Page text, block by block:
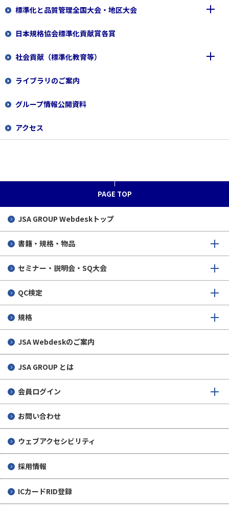
一般財団法人 日本要員認証協会
新規職員
専門職員（規格開発）
専門職員（経理事務）
専門職員（規格の校正/校閲業務）
専門職員（国費事務）
専門職員（調査員）
標準化と品質管理全国大会・地区大会
2026
全国大会2026
地区大会2026
2025
全国大会2025
地区大会2025
2024
全国大会2024
地区大会2024
日本規格協会標準化貢献賞各賞
社会貢献（標準化教育等）
標準化教育の支援
企業・大学対象
標準化教育教材
小・中・高・高専対象
標準化教室出前授業の募集
生徒さんの声
実施実績
個人情報保護について
当協会が助成する寄付講座
「くるみんマーク」の取得
ライブラリのご案内
グループ情報公開資料
アクセス
PAGE TOP
JSA GROUP Webdeskトップ
書籍・規格・物品
セミナー・説明会・SQ大会
QC検定
規格
JSA Webdeskのご案内
JSA GROUP とは
会員ログイン
お問い合わせ
ウェブアクセシビリティ
採用情報
ICカードRID登録